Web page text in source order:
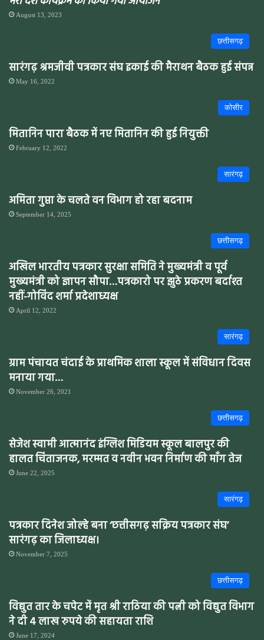
August 13, 2023
छत्तीसगढ़
सारंगढ़ श्रमजीवी पत्रकार संघ इकाई की मैराथन बैठक हुई संपन्न
May 16, 2022
कोसीर
मितानिन पारा बैठक में नए मितानिन की हुई नियुक्ती
February 12, 2022
सारंगढ़
अमिता गुप्ता के चलते वन विभाग हो रहा बदनाम
September 14, 2025
छत्तीसगढ़
अखिल भारतीय पत्रकार सुरक्षा समिति ने मुख्यमंत्री व पूर्व
मुख्यमंत्री को ज्ञापन सौपा…पत्रकारो पर झुठे प्रकरण बर्दाश्त
नहीं-गोविंद शर्मा प्रदेशाध्यक्ष
April 12, 2022
सारंगढ़
ग्राम पंचायत चंदाई के प्राथमिक शाला स्कूल में संविधान दिवस
मनाया गया…
November 26, 2021
छत्तीसगढ़
सेजेश स्वामी आत्मानंद इंग्लिश मिडियम स्कूल बालपुर की
हालत चिंताजनक, मरम्मत व नवीन भवन निर्माण की माँग तेज
June 22, 2025
सारंगढ़
पत्रकार दिनेश जोल्हे बना ‘छत्तीसगढ़ सक्रिय पत्रकार संघ’
सारंगढ़ का जिलाध्यक्ष।
November 7, 2025
छत्तीसगढ़
विद्युत तार के चपेट में मृत श्री राठिया की पत्नी को विद्युत विभाग
ने दी 4 लाख रुपये की सहायता राशि
June 17, 2024